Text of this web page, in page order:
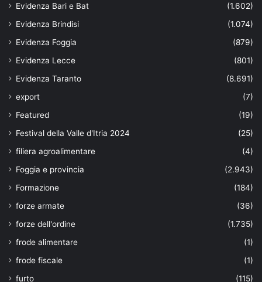
Evidenza Bari e Bat
(1.602)
Evidenza Brindisi
(1.074)
Evidenza Foggia
(879)
Evidenza Lecce
(801)
Evidenza Taranto
(8.691)
export
(7)
Featured
(19)
Festival della Valle d'Itria 2024
(25)
filiera agroalimentare
(4)
Foggia e provincia
(2.943)
Formazione
(184)
forze armate
(36)
forze dell'ordine
(1.735)
frode alimentare
(1)
frode fiscale
(1)
furto
(115)